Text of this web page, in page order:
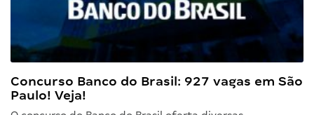
Concurso Banco do Brasil: 927 vagas em São
Paulo! Veja!